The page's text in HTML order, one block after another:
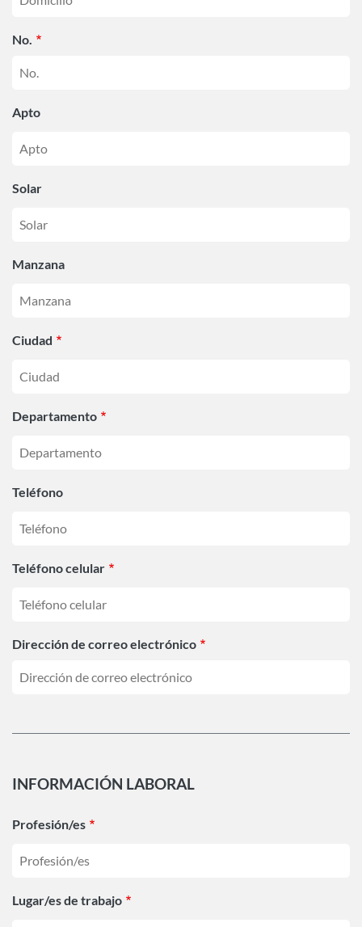
No.
Apto
Solar
Manzana
Ciudad
Departamento
Teléfono
Teléfono celular
Dirección de correo electrónico
INFORMACIÓN LABORAL
Profesión/es
Lugar/es de trabajo